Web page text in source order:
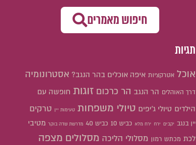
חיפוש מאמרים
תגיות
אוכל אטרקציות איפה אוכלים בהר הנגב? אסטרונומיה
דרך האוהלים הר הנגב הר כרכום זוגות חופשה עם
הילדים טיולי ג'יפים טיולי משפחות טעימות יין טרקים
יין בנגב יקבים ירח ירח מלא כביש 10 כביש 40 מדרשת שדה בוקר מטיבי
לכת מכתש רמון מסלולי הליכה מסלולים מצפה